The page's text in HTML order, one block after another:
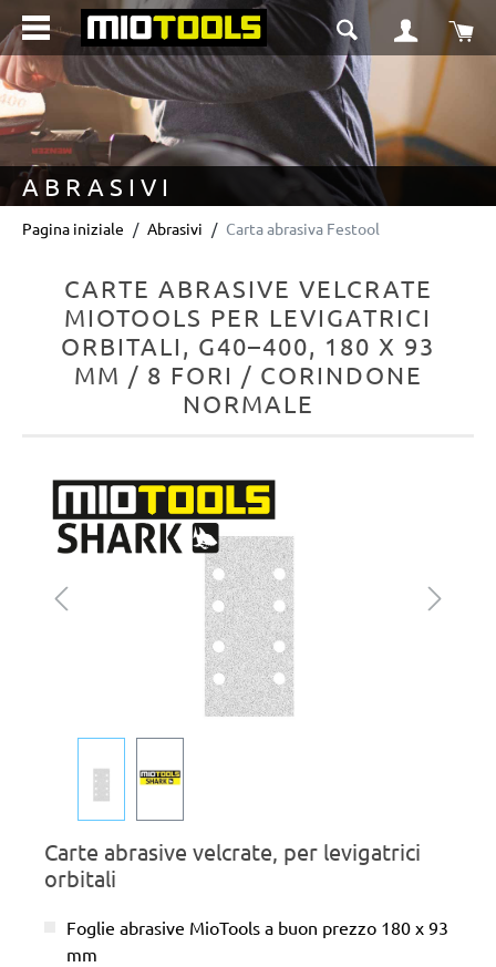
principale Il
ABRASIVI
Pagina iniziale Abrasivi Carta abrasiva Festool
CARTE ABRASIVE VELCRATE
MIOTOOLS PER LEVIGATRICI
ORBITALI, G40–400, 180 X 93
MM / 8 FORI / CORINDONE
NORMALE
Salta la galleria di immagini
Carte abrasive velcrate, per levigatrici
orbitali
Foglie abrasive MioTools a buon prezzo 180 x 93
mm